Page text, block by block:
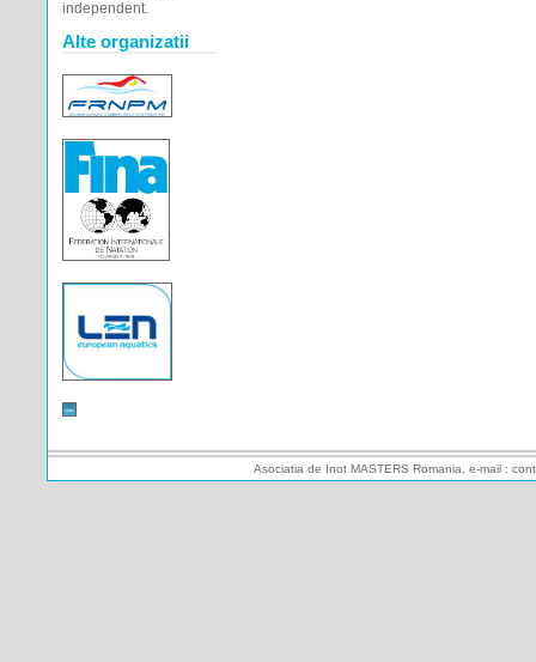
independent.
Alte organizatii
Asociatia de Inot MASTERS Romania, e-mail :